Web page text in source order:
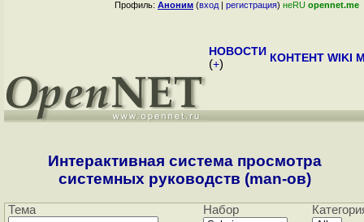
Профиль: Аноним (вход | регистрация) неRU opennet.me
НОВОСТИ
(+) КОНТЕНТ WIKI
Интерактивная система просмотра
системных руководств (man-ов)
Тема Набор